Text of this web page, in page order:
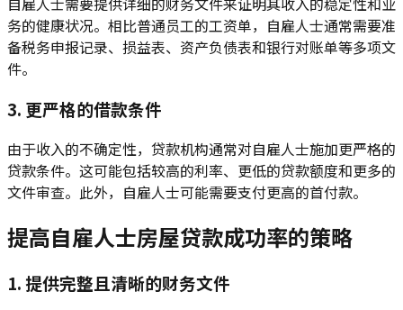
务的健康状况。相比普通员工的工资单，自雇人士通常需要准
备税务申报记录、损益表、资产负债表和银行对账单等多项文
件。
3. 更严格的借款条件
由于收入的不确定性，贷款机构通常对自雇人士施加更严格的
贷款条件。这可能包括较高的利率、更低的贷款额度和更多的
文件审查。此外，自雇人士可能需要支付更高的首付款。
提高自雇人士房屋贷款成功率的策略
1. 提供完整且清晰的财务文件